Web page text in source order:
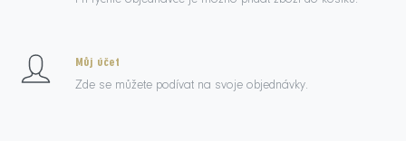
Můj účet
Zde se můžete podívat na svoje objednávky.